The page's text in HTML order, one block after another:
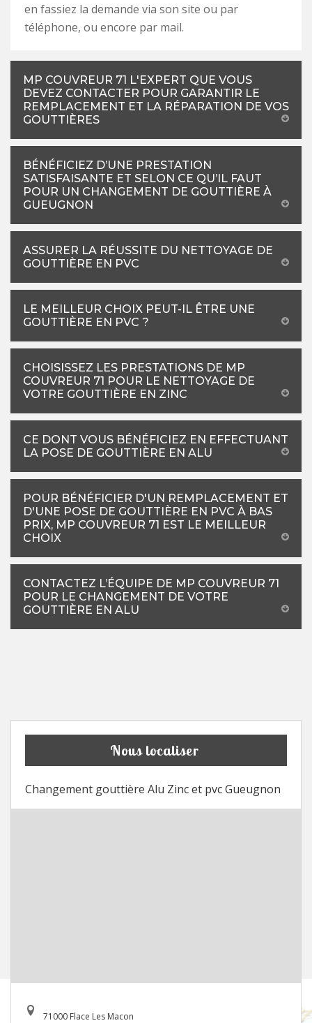
en fassiez la demande via son site ou par
téléphone, ou encore par mail.
MP COUVREUR 71 L'EXPERT QUE VOUS
DEVEZ CONTACTER POUR GARANTIR LE
REMPLACEMENT ET LA RÉPARATION DE VOS
GOUTTIÈRES
BÉNÉFICIEZ D’UNE PRESTATION
SATISFAISANTE ET SELON CE QU’IL FAUT
POUR UN CHANGEMENT DE GOUTTIÈRE À
GUEUGNON
ASSURER LA RÉUSSITE DU NETTOYAGE DE
GOUTTIÈRE EN PVC
LE MEILLEUR CHOIX PEUT-IL ÊTRE UNE
GOUTTIÈRE EN PVC ?
CHOISISSEZ LES PRESTATIONS DE MP
COUVREUR 71 POUR LE NETTOYAGE DE
VOTRE GOUTTIÈRE EN ZINC
CE DONT VOUS BÉNÉFICIEZ EN EFFECTUANT
LA POSE DE GOUTTIÈRE EN ALU
POUR BÉNÉFICIER D'UN REMPLACEMENT ET
D'UNE POSE DE GOUTTIÈRE EN PVC À BAS
PRIX, MP COUVREUR 71 EST LE MEILLEUR
CHOIX
CONTACTEZ L’ÉQUIPE DE MP COUVREUR 71
POUR LE CHANGEMENT DE VOTRE
GOUTTIÈRE EN ALU
Nous localiser
Changement gouttière Alu Zinc et pvc Gueugnon
71000 Flace Les Macon